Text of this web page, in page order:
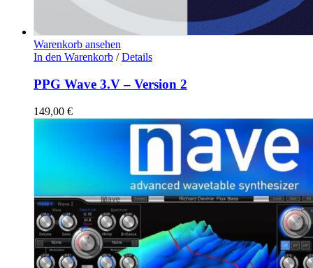
Warenkorb ansehen
In den Warenkorb / Details
PPG Wave 3.V – Version 2
149,00 €